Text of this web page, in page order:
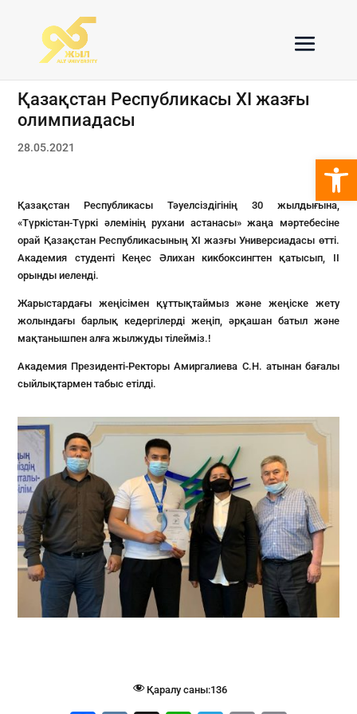
Қазақстан Республикасы XI жазғы
олимпиадасы
28.05.2021
Қазақстан Республикасы Тәуелсіздігінің 30 жылдығына,
«Түркістан-Түркі әлемінің рухани астанасы» жаңа мәртебесіне
орай Қазақстан Республикасының XI жазғы Универсиадасы өтті.
Академия студенті Кеңес Әлихан кикбоксингтен қатысып, ІІ
орынды иеленді.
Жарыстардағы жеңісімен құттықтаймыз және жеңіске жету
жолындағы барлық кедергілерді жеңіп, әрқашан батыл және
мақтанышпен алға жылжуды тілейміз.!
Академия Президенті-Ректоры Амиргалиева С.Н. атынан бағалы
сыйлықтармен табыс етілді.
Қаралу саны:136